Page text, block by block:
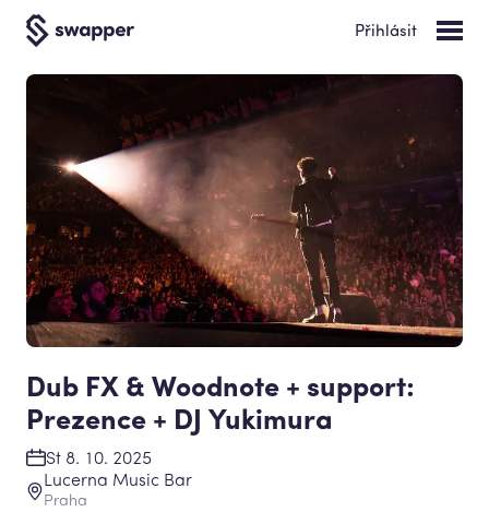
Přihlásit
Dub FX & Woodnote + support:
Prezence + DJ Yukimura
St 8. 10. 2025
Lucerna Music Bar
Praha